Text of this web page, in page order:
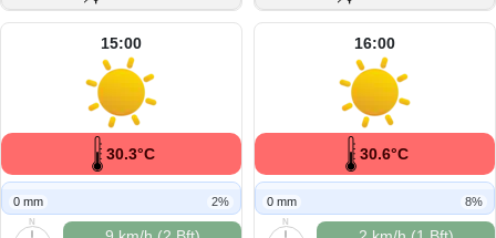
15:00
30.3°C
0 mm 2%
N
16:00
30.6°C
0 mm 8%
N